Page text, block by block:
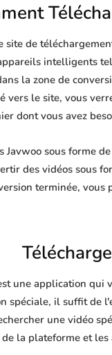
site de
intelligents
la zone de
vers le site, vous
dont vous avez
Javwoo sous forme
des vidéos sous
terminée,
une application
spéciale, il suffit de
une vidéo
la plateforme et